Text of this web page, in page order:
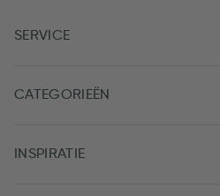
SERVICE
CATEGORIEËN
INSPIRATIE